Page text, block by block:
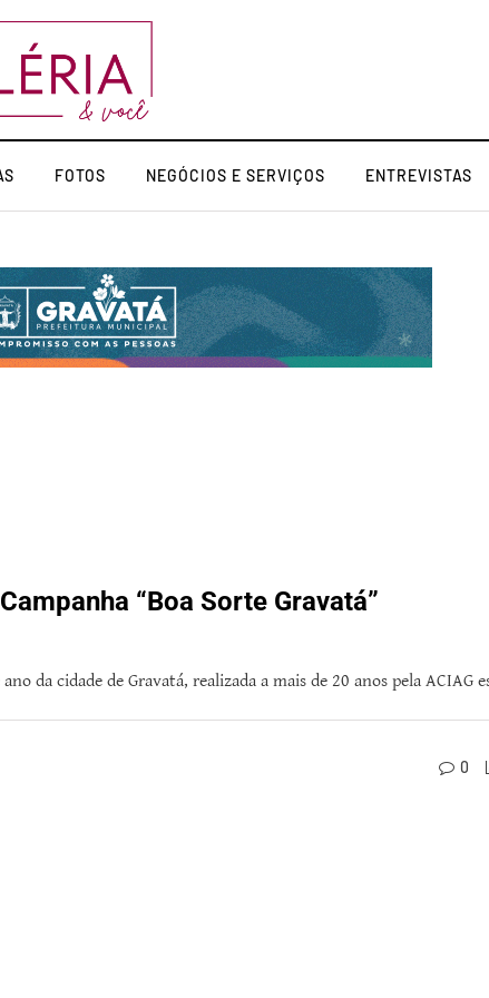
FOTOS NEGÓCIOS E SERVIÇOS ENTREVISTAS
“Boa Sorte Gravatá”
da cidade de Gravatá, realizada a mais de 20 anos pela ACIAG
0